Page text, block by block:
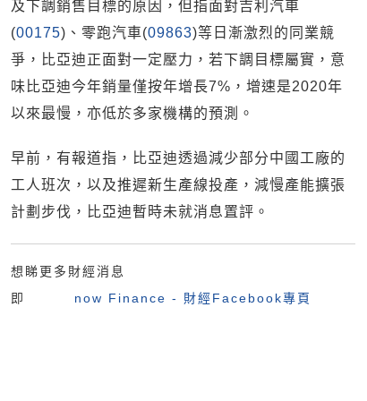
及下調銷售目標的原因，但指面對吉利汽車
(00175)、零跑汽車(09863)等日漸激烈的同業競
爭，比亞迪正面對一定壓力，若下調目標屬實，意
味比亞迪今年銷量僅按年增長7%，增速是2020年
以來最慢，亦低於多家機構的預測。
早前，有報道指，比亞迪透過減少部分中國工廠的
工人班次，以及推遲新生產線投產，減慢產能擴張
計劃步伐，比亞迪暫時未就消息置評。
想睇更多財經消息
即
now Finance - 財經Facebook專頁